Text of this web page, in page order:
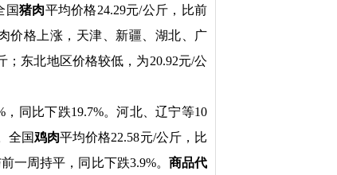
国猪肉平均价格24.29元/公斤，比前
价格上涨，天津、新疆、湖北、广
；东北地区价格较低，为20.92元/公
同比下跌19.7%。河北、辽宁等10
全国鸡肉平均价格22.58元/公斤，比
一周持平，同比下跌3.9%。 商品代